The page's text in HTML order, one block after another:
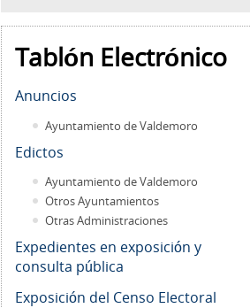
Tablón Electrónico
Anuncios
Ayuntamiento de Valdemoro
Edictos
Ayuntamiento de Valdemoro
Otros Ayuntamientos
Otras Administraciones
Expedientes en exposición y
consulta pública
Exposición del Censo Electoral